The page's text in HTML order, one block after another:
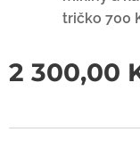
tričko 700
2 300,00